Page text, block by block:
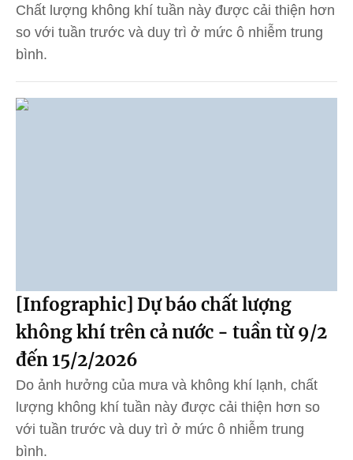
Chất lượng không khí tuần này được cải thiện hơn
so với tuần trước và duy trì ở mức ô nhiễm trung
bình.
[Infographic] Dự báo chất lượng
không khí trên cả nước - tuần từ 9/2
đến 15/2/2026
Do ảnh hưởng của mưa và không khí lạnh, chất
lượng không khí tuần này được cải thiện hơn so
với tuần trước và duy trì ở mức ô nhiễm trung
bình.